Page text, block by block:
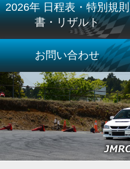
2026年 日程表・特別規則
書・リザルト
お問い合わせ